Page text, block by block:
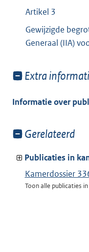
Artikel 3
Gewijzigde
Generaal (IIA)
Toon
van:
Extra
Informatie over
Toon
van:
Gerelateerd
Publicaties in
Kamerdossier
Toon alle publicaties